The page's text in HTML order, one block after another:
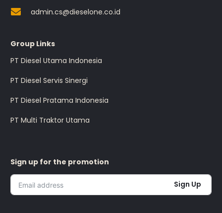
admin.cs@dieselone.co.id
Group Links
PT Diesel Utama Indonesia
PT Diesel Servis Sinergi
PT Diesel Pratama Indonesia
PT Multi Traktor Utama
Sign up for the promotion
Sign Up